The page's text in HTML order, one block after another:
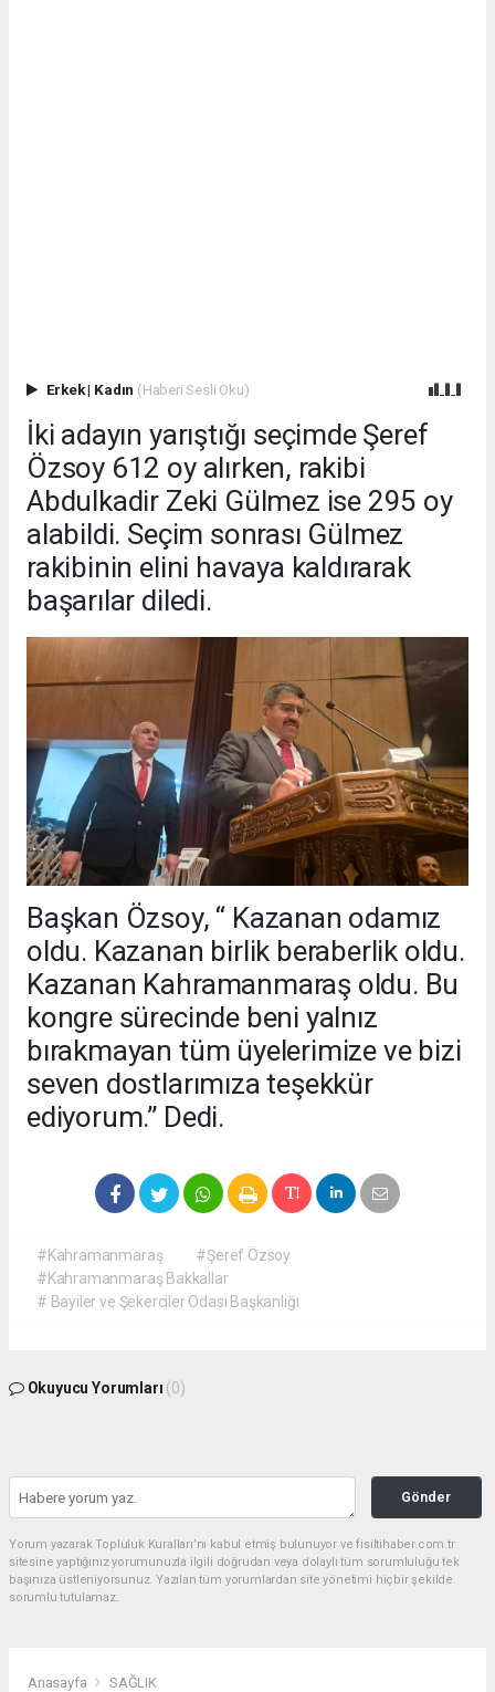
Erkek| Kadın (Haberi Sesli Oku)
İki adayın yarıştığı seçimde Şeref
Özsoy 612 oy alırken, rakibi
Abdulkadir Zeki Gülmez ise 295 oy
alabildi. Seçim sonrası Gülmez
rakibinin elini havaya kaldırarak
başarılar diledi.
Başkan Özsoy, “ Kazanan odamız
oldu. Kazanan birlik beraberlik oldu.
Kazanan Kahramanmaraş oldu. Bu
kongre sürecinde beni yalnız
bırakmayan tüm üyelerimize ve bizi
seven dostlarımıza teşekkür
ediyorum.” Dedi.
#Kahramanmaraş
#Şeref Özsoy
#Kahramanmaraş Bakkallar
# Bayiler ve Şekerciler Odası Başkanlığı
Okuyucu Yorumları (0)
Gönder
Yorum yazarak Topluluk Kuralları’nı kabul etmiş bulunuyor ve fisiltihaber.com.tr
sitesine yaptığınız yorumunuzla ilgili doğrudan veya dolaylı tüm sorumluluğu tek
başınıza üstleniyorsunuz. Yazılan tüm yorumlardan site yönetimi hiçbir şekilde
sorumlu tutulamaz.
Anasayfa SAĞLIK